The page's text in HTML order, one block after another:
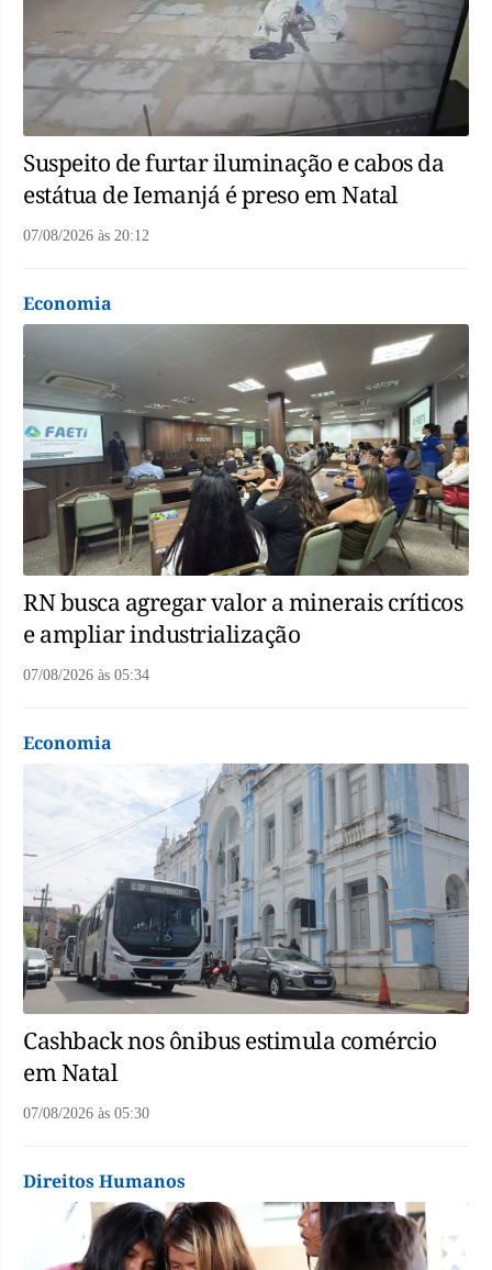
Suspeito de furtar iluminação e cabos da
estátua de Iemanjá é preso em Natal
07/08/2026 às 20:12
Economia
RN busca agregar valor a minerais críticos
e ampliar industrialização
07/08/2026 às 05:34
Economia
Cashback nos ônibus estimula comércio
em Natal
07/08/2026 às 05:30
Direitos Humanos